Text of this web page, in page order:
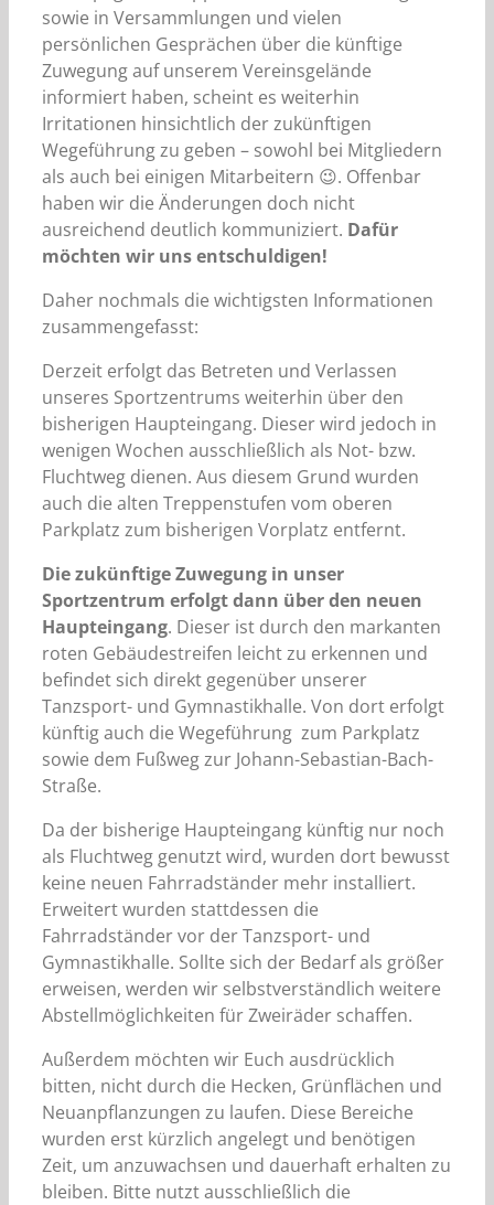
sowie in Versammlungen und vielen
persönlichen Gesprächen über die künftige
Zuwegung auf unserem Vereinsgelände
informiert haben, scheint es weiterhin
Irritationen hinsichtlich der zukünftigen
Wegeführung zu geben – sowohl bei Mitgliedern
als auch bei einigen Mitarbeitern 😉. Offenbar
haben wir die Änderungen doch nicht
ausreichend deutlich kommuniziert. Dafür
möchten wir uns entschuldigen!
Daher nochmals die wichtigsten Informationen
zusammengefasst:
Derzeit erfolgt das Betreten und Verlassen
unseres Sportzentrums weiterhin über den
bisherigen Haupteingang. Dieser wird jedoch in
wenigen Wochen ausschließlich als Not- bzw.
Fluchtweg dienen. Aus diesem Grund wurden
auch die alten Treppenstufen vom oberen
Parkplatz zum bisherigen Vorplatz entfernt.
Die zukünftige Zuwegung in unser
Sportzentrum erfolgt dann über den neuen
Haupteingang. Dieser ist durch den markanten
roten Gebäudestreifen leicht zu erkennen und
befindet sich direkt gegenüber unserer
Tanzsport- und Gymnastikhalle. Von dort erfolgt
künftig auch die Wegeführung zum Parkplatz
sowie dem Fußweg zur Johann-Sebastian-Bach-
Straße.
Da der bisherige Haupteingang künftig nur noch
als Fluchtweg genutzt wird, wurden dort bewusst
keine neuen Fahrradständer mehr installiert.
Erweitert wurden stattdessen die
Fahrradständer vor der Tanzsport- und
Gymnastikhalle. Sollte sich der Bedarf als größer
erweisen, werden wir selbstverständlich weitere
Abstellmöglichkeiten für Zweiräder schaffen.
Außerdem möchten wir Euch ausdrücklich
bitten, nicht durch die Hecken, Grünflächen und
Neuanpflanzungen zu laufen. Diese Bereiche
wurden erst kürzlich angelegt und benötigen
Zeit, um anzuwachsen und dauerhaft erhalten zu
bleiben. Bitte nutzt ausschließlich die